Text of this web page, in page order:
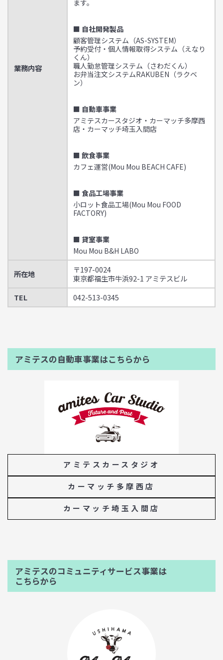
業務内容
ます。
■ 自社開発製品
顧客管理システム（AS-SYSTEM）
予約受付・個人情報取得システム（えなり
くん）
職人勤怠管理システム（さわだくん）
お弁当注文システムRAKUBEN（ラクベ
ン）
■ 自動車事業
アミテスカースタジオ・カーマッチ多摩西
店・カーマッチ埼玉入間店
■ 飲食事業
カフェ運営(Mou Mou BEACH CAFE)
■ 食品工場事業
小ロット食品工場(Mou Mou FOOD
FACTORY)
■ 貸室事業
Mou Mou B&H LABO
所在地
〒197-0024
東京都福生市牛浜92-1 アミテスビル
TEL
042-513-0345
アミテスの自動車事業はこちらから
アミテスカースタジオ
カーマッチ多摩西店
カーマッチ埼玉入間店
アミテスのコミュニティサービス事業は
こちらから